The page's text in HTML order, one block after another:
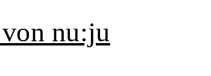
nu:ju